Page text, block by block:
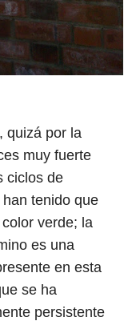
quizá por la
muy fuerte
ciclos de
tenido que
verde; la
es una
en esta
se ha
persistente